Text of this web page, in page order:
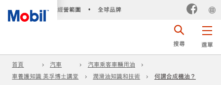
經營範圍 • 全球品牌
選單
搜尋
首頁 汽車
汽車乘客車輛用油
車養護知識 美孚博士講堂
潤滑油知識和技術 何謂合成機油？